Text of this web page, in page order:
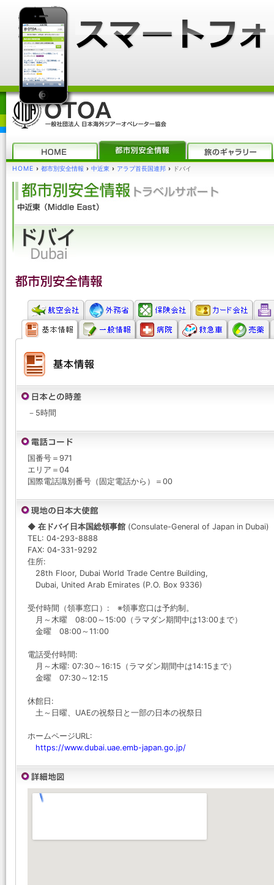
HOME › 都市別安全情報 › 中近東 › アラブ首長国連邦 › ドバイ
－5時間
国番号＝971
エリア＝04
国際電話識別番号（固定電話から）＝00
◆ 在ドバイ日本国総領事館 (Consulate-General of Japan in Dubai)
TEL: 04-293-8888
FAX: 04-331-9292
住所:
28th Floor, Dubai World Trade Centre Building,
Dubai, United Arab Emirates (P.O. Box 9336)
受付時間（領事窓口）: ※領事窓口は予約制。
月～木曜 08:00～15:00（ラマダン期間中は13:00まで）
金曜 08:00～11:00
電話受付時間:
月～木曜: 07:30～16:15（ラマダン期間中は14:15まで）
金曜 07:30～12:15
休館日:
土～日曜、UAEの祝祭日と一部の日本の祝祭日
ホームページURL:
https://www.dubai.uae.emb-japan.go.jp/